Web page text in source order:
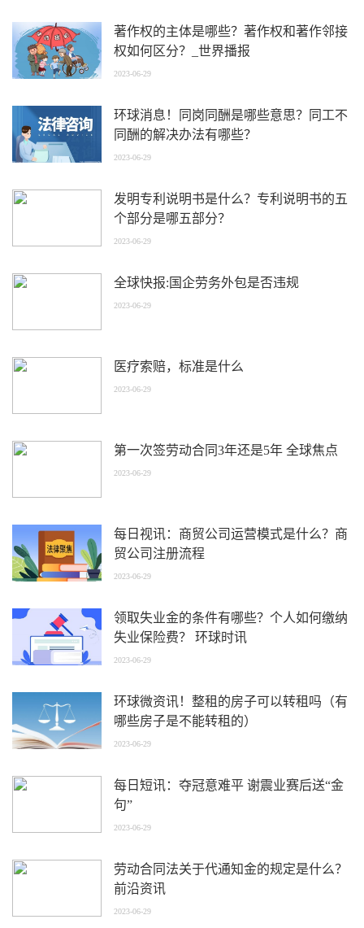
著作权的主体是哪些？著作权和著作邻接
权如何区分？_世界播报
2023-06-29
环球消息！同岗同酬是哪些意思？同工不
同酬的解决办法有哪些？
2023-06-29
发明专利说明书是什么？专利说明书的五
个部分是哪五部分？
2023-06-29
全球快报:国企劳务外包是否违规
2023-06-29
医疗索赔，标准是什么
2023-06-29
第一次签劳动合同3年还是5年 全球焦点
2023-06-29
每日视讯：商贸公司运营模式是什么？商
贸公司注册流程
2023-06-29
领取失业金的条件有哪些？个人如何缴纳
失业保险费？ 环球时讯
2023-06-29
环球微资讯！整租的房子可以转租吗（有
哪些房子是不能转租的）
2023-06-29
每日短讯：夺冠意难平 谢震业赛后送“金
句”
2023-06-29
劳动合同法关于代通知金的规定是什么？
前沿资讯
2023-06-29